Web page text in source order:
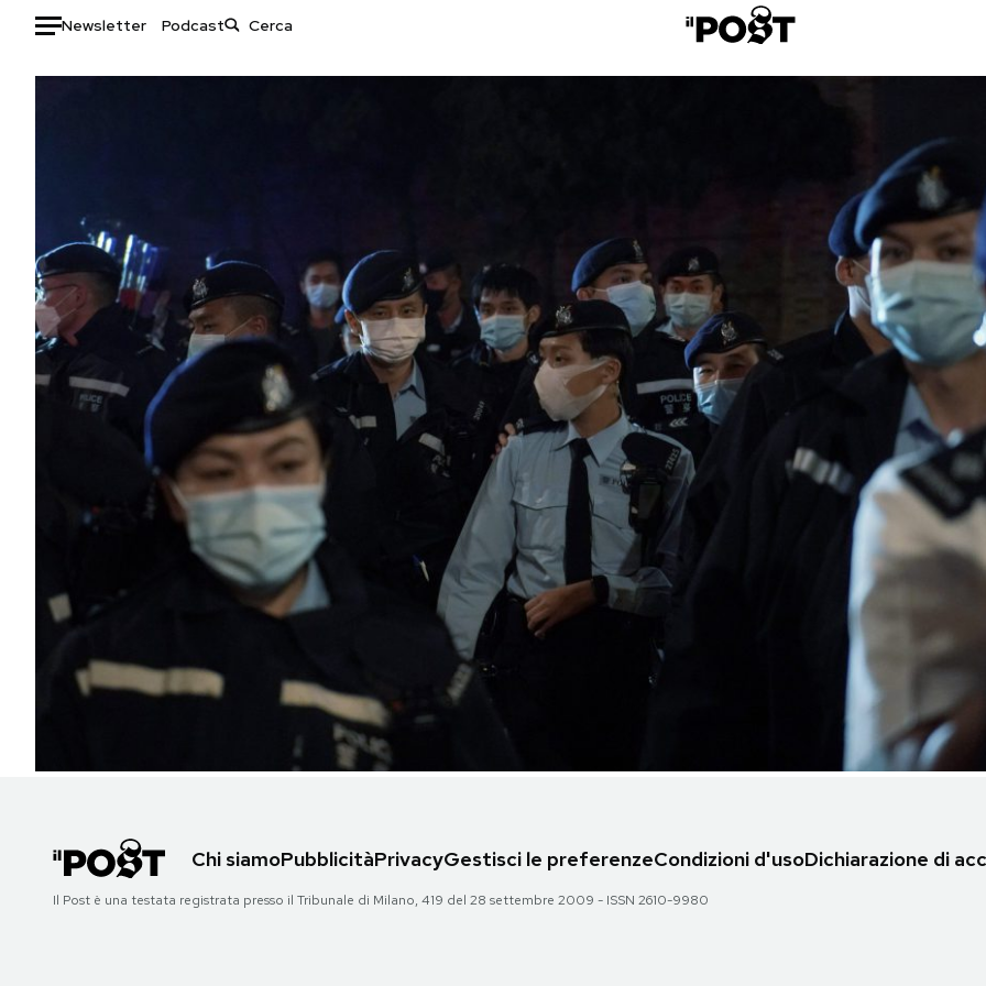
Newsletter Podcast
Auto
Politica
Tecnologia
Internet
Scienza
Economia
Storie/Idee
Ok Boomer!
Media
Europa
Altrecose
Mondiali calcio 2026
NEWSLETTER
I MIEI PREFERITI
AREA PERSONALE
Chi siamoPubblicitàPrivacyGestisci le preferenzeCondizioni d'usoDichiarazione di
Il Post è una testata registrata presso il Tribunale di Milano, 419 del 28 settembre 2009 - ISSN 2610-9980